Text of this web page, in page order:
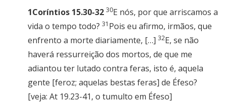
1Coríntios 15.30-32 30E nós, por que arriscamos a
vida o tempo todo? 31 Pois eu afirmo, irmãos, que
enfrento a morte diariamente, […] 32E, se não
haverá ressurreição dos mortos, de que me
adiantou ter lutado contra feras, isto é, aquela
gente [feroz; aquelas bestas feras] de Éfeso?
[veja: At 19.23-41, o tumulto em Éfeso]